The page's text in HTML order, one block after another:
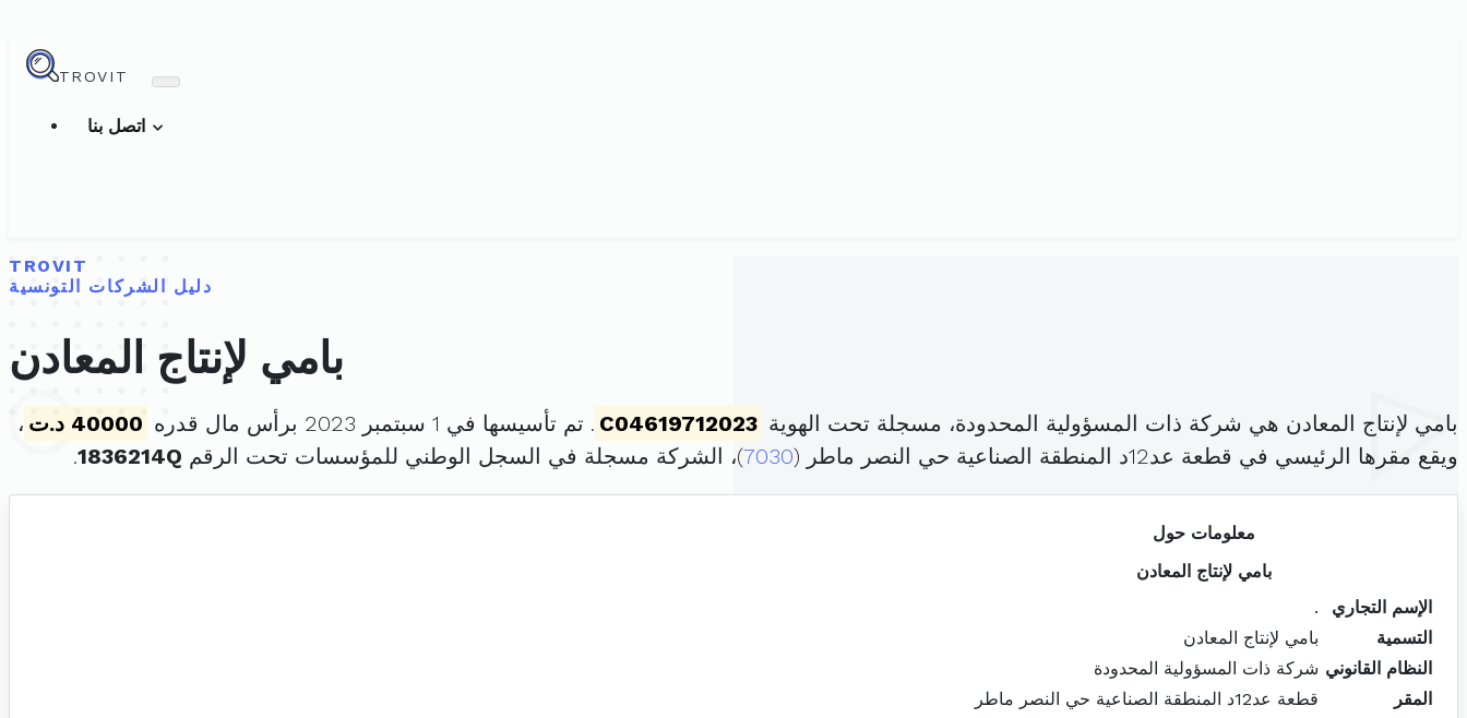
TROVIT
TROVIT
دليل الشركات التونسية
بامي لإنتاج المعادن
بامي لإنتاج المعادن هي شركة ذات المسؤولية المحدودة، مسجلة تحت الهوية C04619712023 . تم تأسيسها في 1 سبتمبر 2023 برأس مال قدره 40000 د.ت
،
ويقع مقرها الرئيسي في قطعة عد12د المنطقة الصناعية حي النصر ماطر (
7030)، الشركة مسجلة في السجل الوطني للمؤسسات تحت الرقم 1836214Q
.
معلومات حول
بامي لإنتاج المعادن
الإسم التجاري
.
التسمية
بامي لإنتاج المعادن
النظام القانوني شركة ذات المسؤولية المحدودة
المقر
قطعة عد12د المنطقة الصناعية حي النصر ماطر